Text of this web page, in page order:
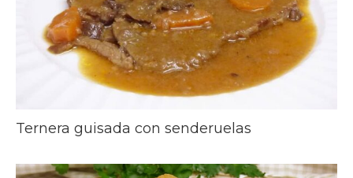
Ternera guisada con senderuelas